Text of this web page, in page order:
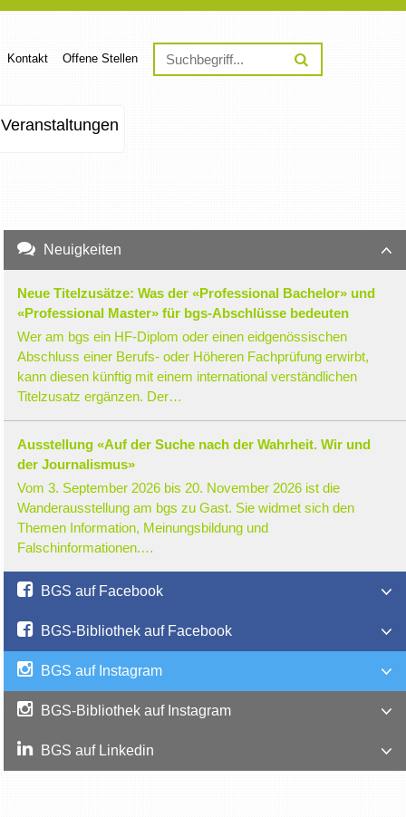
Kontakt Offene Stellen
Veranstaltungen
Neuigkeiten
Neue Titelzusätze: Was der «Professional Bachelor» und
«Professional Master» für bgs-Abschlüsse bedeuten
Wer am bgs ein HF-Diplom oder einen eidgenössischen
Abschluss einer Berufs- oder Höheren Fachprüfung erwirbt,
kann diesen künftig mit einem international verständlichen
Titelzusatz ergänzen. Der…
Ausstellung «Auf der Suche nach der Wahrheit. Wir und
der Journalismus»
Vom 3. September 2026 bis 20. November 2026 ist die
Wanderausstellung am bgs zu Gast. Sie widmet sich den
Themen Information, Meinungsbildung und
Falschinformationen.…
BGS auf Facebook
BGS-Bibliothek auf Facebook
BGS auf Instagram
BGS-Bibliothek auf Instagram
BGS auf Linkedin